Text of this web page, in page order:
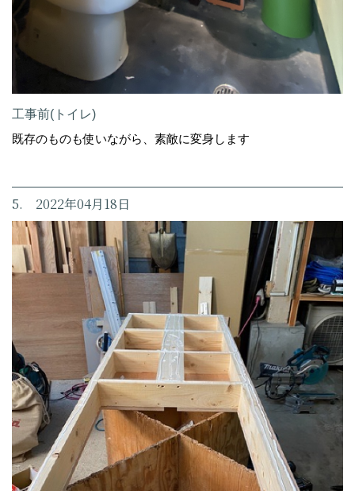
工事前(トイレ)
既存のものも使いながら、素敵に変身します
5. 2022年04月18日